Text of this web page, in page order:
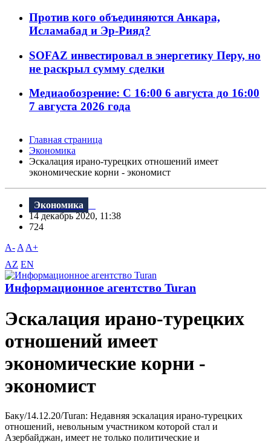
Против кого объединяются Анкара,
Исламабад и Эр-Рияд?
SOFAZ инвестировал в энергетику Перу, но
не раскрыл сумму сделки
Медиаобозрение: С 16:00 6 августа до 16:00
7 августа 2026 года
Главная страница
Экономика
Эскалация ирано-турецких отношений имеет
экономические корни - экономист
Экономика
14 декабрь 2020, 11:38
724
A- A A+
AZ EN
Информационное агентство Turan
Эскалация ирано-турецких
отношений имеет
экономические корни -
экономист
Баку/14.12.20/Turan: Недавняя эскалация ирано-турецких
отношений, невольным участником которой стал и
Азербайджан, имеет не только политические и